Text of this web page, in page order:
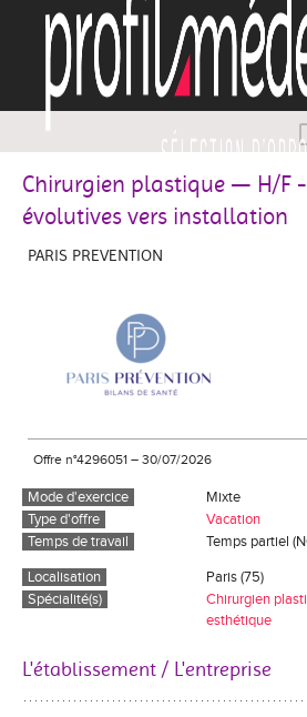
Chirurgien plastique — H/F
évolutives vers installation
PARIS PREVENTION
Offre n°4296051 – 30/07/2026
Mode d'exercice
Mixte
Type d'offre
Vacation
Temps de travail
Temps partiel
Localisation
Paris (75)
Spécialité(s)
Chirurgien
esthétique
L'établissement / L'entreprise